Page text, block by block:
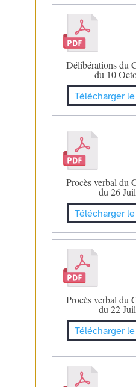
Délibérations du
du 10
Télécharger
Procès verbal du
du 26
Télécharger
Procès verbal du
du 22
Télécharger